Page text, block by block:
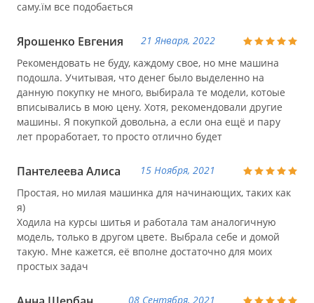
саму.їм все подобається
Ярошенко Евгения
21 Января, 2022
Рекомендовать не буду, каждому свое, но мне машина
подошла. Учитывая, что денег было выделенно на
данную покупку не много, выбирала те модели, котоые
вписывались в мою цену. Хотя, рекомендовали другие
машины. Я покупкой довольна, а если она ещё и пару
лет проработает, то просто отлично будет
Пантелеева Алиса
15 Ноября, 2021
Простая, но милая машинка для начинающих, таких как
я)
Ходила на курсы шитья и работала там аналогичную
модель, только в другом цвете. Выбрала себе и домой
такую. Мне кажется, её вполне достаточно для моих
простых задач
08 Сентября, 2021